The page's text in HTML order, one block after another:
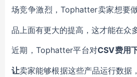
场竞争激烈，Tophatter卖家想要
品上面有更大的提高，这才能在众
近期， Tophatter平台对CSV费用
让卖家能够根据这些产品运行数据